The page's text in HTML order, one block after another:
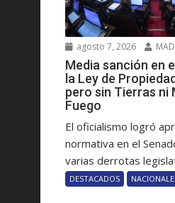
agosto 7, 2026 MAD
Media sanción en
la Ley de
pero sin Tierras ni
Fuego
El oficialismo logró
normativa en el
varias derrotas
DESTACADOS